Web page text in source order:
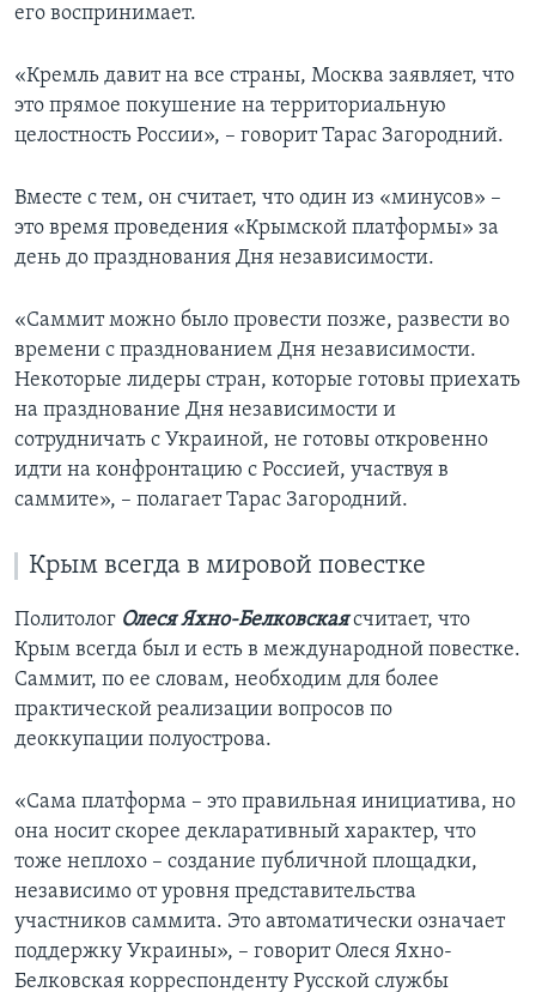
его воспринимает.
«Кремль давит на все страны, Москва заявляет, что
это прямое покушение на территориальную
целостность России», – говорит Тарас Загородний.
Вместе с тем, он считает, что один из «минусов» –
это время проведения «Крымской платформы» за
день до празднования Дня независимости.
«Саммит можно было провести позже, развести во
времени с празднованием Дня независимости.
Некоторые лидеры стран, которые готовы приехать
на празднование Дня независимости и
сотрудничать с Украиной, не готовы откровенно
идти на конфронтацию с Россией, участвуя в
саммите», – полагает Тарас Загородний.
Крым всегда в мировой повестке
Политолог Олеся Яхно-Белковскаясчитает, что
Крым всегда был и есть в международной повестке.
Саммит, по ее словам, необходим для более
практической реализации вопросов по
деоккупации полуострова.
«Сама платформа – это правильная инициатива, но
она носит скорее декларативный характер, что
тоже неплохо – создание публичной площадки,
независимо от уровня представительства
участников саммита. Это автоматически означает
поддержку Украины», – говорит Олеся Яхно-
Белковская корреспонденту Русской службы